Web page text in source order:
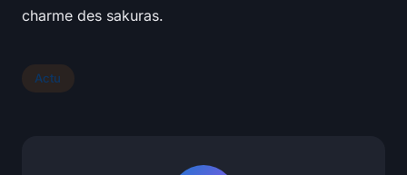
charme des sakuras.
Actu